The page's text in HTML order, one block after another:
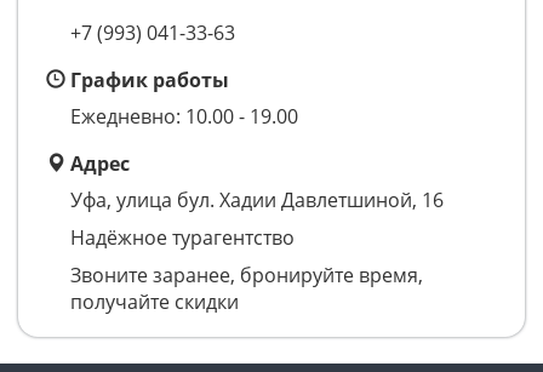
+7 (993) 041-33-63
График работы
Ежедневно: 10.00 - 19.00
Адрес
Уфа, улица бул. Хадии Давлетшиной, 16
Надёжное турагентство
Звоните заранее, бронируйте время,
получайте скидки